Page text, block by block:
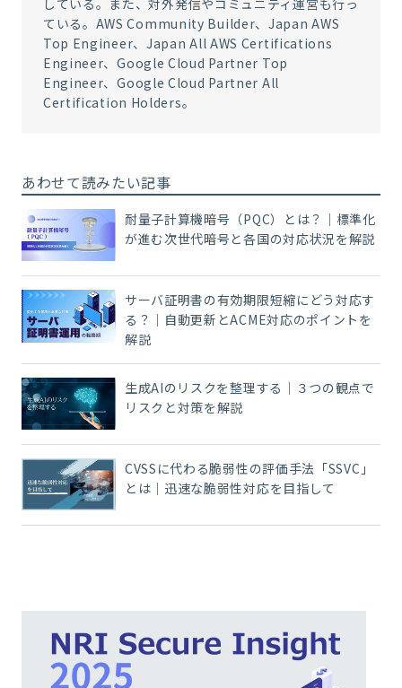
ている。AWS Community Builder、Japan AWS
Top Engineer、Japan All AWS Certifications
Engineer、Google Cloud Partner Top
Engineer、Google Cloud Partner All
Certification Holders。
あわせて読みたい記事
耐量子計算機暗号（PQC）とは？｜標準化
が進む次世代暗号と各国の対応状況を解説
サーバ証明書の有効期限短縮にどう対応す
る？｜自動更新とACME対応のポイントを
解説
生成AIのリスクを整理する｜３つの観点で
リスクと対策を解説
CVSSに代わる脆弱性の評価手法「SSVC」
とは｜迅速な脆弱性対応を目指して